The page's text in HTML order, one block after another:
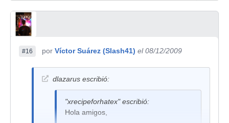
#16 por Víctor Suárez (Slash41) el 08/12/2009
dlazarus escribió:
"xrecipeforhatex" escribió:
Hola amigos,